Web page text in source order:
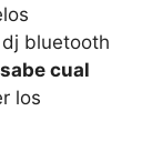
dj bluetooth
cual
los